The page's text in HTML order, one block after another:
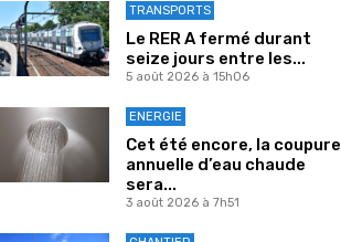
TRANSPORTS
Le RER A fermé durant
seize jours entre les...
5 août 2026 à 15h06
ENERGIE
Cet été encore, la coupure
annuelle d’eau chaude
sera...
3 août 2026 à 7h51